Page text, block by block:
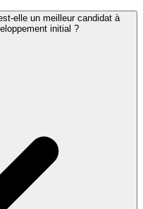
elle un meilleur candidat à
initial ?